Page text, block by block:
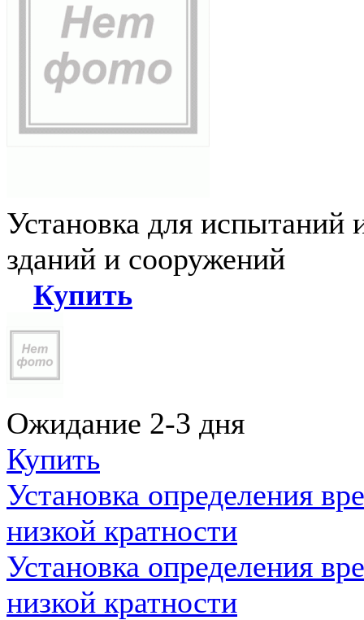
Установка для испытаний
зданий и сооружений
Купить
Ожидание 2-3 дня
Купить
Установка определения
низкой кратности
Установка определения
низкой кратности